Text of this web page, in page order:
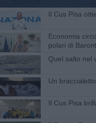
Il Cus Pisa
Economia
polari di
Quel salto nel
Un
Il Cus Pisa